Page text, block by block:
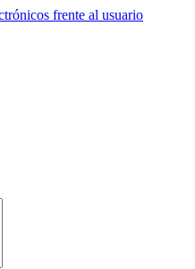
frente al usuario